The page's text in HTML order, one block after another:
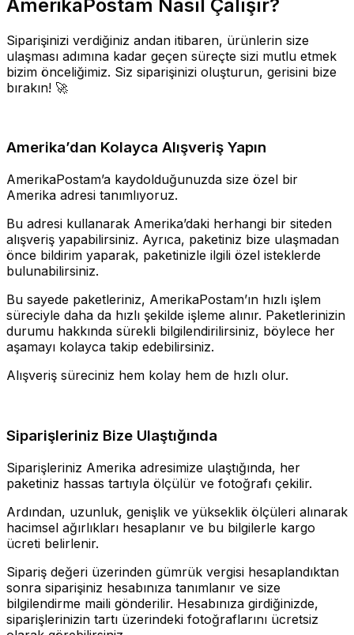
AmerikaPostam Nasıl Çalışır?
Siparişinizi verdiğiniz andan itibaren, ürünlerin size
ulaşması adımına kadar geçen süreçte sizi mutlu etmek
bizim önceliğimiz. Siz siparişinizi oluşturun, gerisini bize
bırakın! 🚀
Amerika’dan Kolayca Alışveriş Yapın
AmerikaPostam’a kaydolduğunuzda size özel bir
Amerika adresi tanımlıyoruz.
Bu adresi kullanarak Amerika’daki herhangi bir siteden
alışveriş yapabilirsiniz. Ayrıca, paketiniz bize ulaşmadan
önce bildirim yaparak, paketinizle ilgili özel isteklerde
bulunabilirsiniz.
Bu sayede paketleriniz, AmerikaPostam’ın hızlı işlem
süreciyle daha da hızlı şekilde işleme alınır. Paketlerinizin
durumu hakkında sürekli bilgilendirilirsiniz, böylece her
aşamayı kolayca takip edebilirsiniz.
Alışveriş süreciniz hem kolay hem de hızlı olur.
Siparişleriniz Bize Ulaştığında
Siparişleriniz Amerika adresimize ulaştığında, her
paketiniz hassas tartıyla ölçülür ve fotoğrafı çekilir.
Ardından, uzunluk, genişlik ve yükseklik ölçüleri alınarak
hacimsel ağırlıkları hesaplanır ve bu bilgilerle kargo
ücreti belirlenir.
Sipariş değeri üzerinden gümrük vergisi hesaplandıktan
sonra siparişiniz hesabınıza tanımlanır ve size
bilgilendirme maili gönderilir. Hesabınıza girdiğinizde,
siparişlerinizin tartı üzerindeki fotoğraflarını ücretsiz